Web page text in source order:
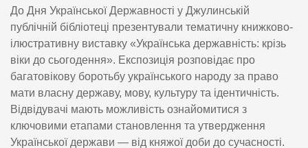
До Дня Української Державності у Джулинській
публічній бібліотеці презентували тематичну книжково-
ілюстративну виставку «Українська державність: крізь
віки до сьогодення». Експозиція розповідає про
багатовікову боротьбу українського народу за право
мати власну державу, мову, культуру та ідентичність.
Відвідувачі мають можливість ознайомитися з
ключовими етапами становлення та утвердження
Української держави — від княжої доби до сучасності.